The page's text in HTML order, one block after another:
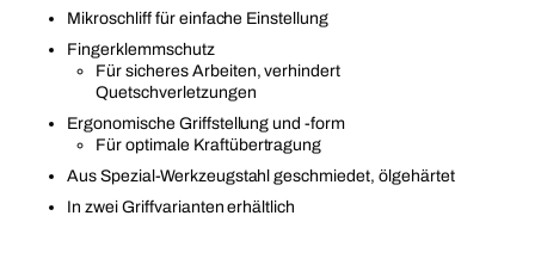
Mikroschliff für einfache Einstellung
Fingerklemmschutz
Für sicheres Arbeiten, verhindert
Quetschverletzungen
Ergonomische Griffstellung und -form
Für optimale Kraftübertragung
Aus Spezial-Werkzeugstahl geschmiedet, ölgehärtet
In zwei Griffvarianten erhältlich